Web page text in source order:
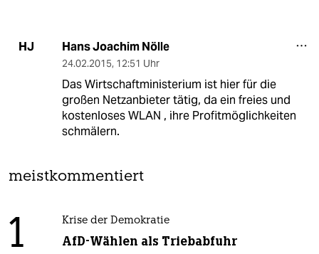
HJ Hans Joachim Nölle
24.02.2015, 12:51 Uhr
Das Wirtschaftministerium ist hier für die
großen Netzanbieter tätig, da ein freies und
kostenloses WLAN , ihre Profitmöglichkeiten
schmälern.
meistkommentiert
1 Krise der Demokratie
AfD-Wählen als Triebabfuhr